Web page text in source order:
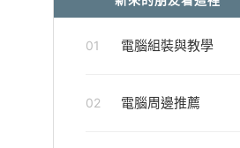
01 電腦組裝與教學
02 電腦周邊推薦